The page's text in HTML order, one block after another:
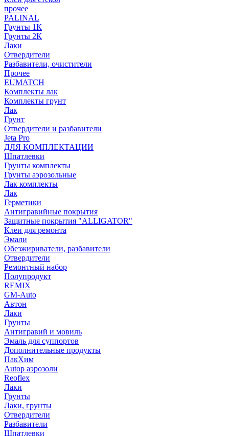
прочее
PALINAL
Грунты 1К
Грунты 2К
Лаки
Отвердители
Разбавители, очистители
Прочее
EUMATCH
Комплекты лак
Комплекты грунт
Лак
Грунт
Отвердители и разбавители
Jeta Pro
ДЛЯ КОМПЛЕКТАЦИИ
Шпатлевки
Грунты комплекты
Грунты аэрозольные
Лак комплекты
Лак
Герметики
Антигравийные покрытия
Защитные покрытия "ALLIGATOR"
Клеи для ремонта
Эмали
Обезжириватели, разбавители
Отвердители
Ремонтный набор
Полупродукт
REMIX
GM-Auto
Автон
Лаки
Грунты
Антигравий и мовиль
Эмаль для суппортов
Дополнительные продукты
ПакХим
Autop аэрозоли
Reoflex
Лаки
Грунты
Лаки, грунты
Отвердители
Разбавители
Шпатлевки